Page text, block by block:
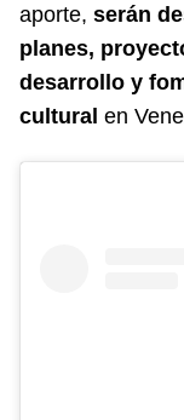
aporte, serán
planes,
desarrollo y
cultural en